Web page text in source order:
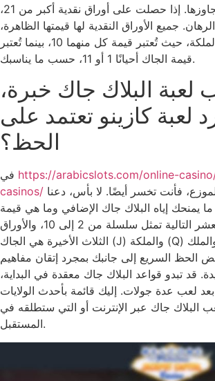
إلى 21 بدلاً من تجاوزها. إذا حصلت على أوراق نقدية أكبر من 21،
جميع الأوراق النقدية لها قيمتها الظاهرة،
باستثناء الجاك والملكة، حيث تُعتبر قيمة كل منهما 10، بينما تُعتبر
قيمة الجاك أحيانًا 1 أو 11، حسب ما يناسبك.
لعبة البلاك جاك خبرة،
لعبة كازينو تعتمد على
الحظ؟
https://arabicslots.com/online-
casinos/
يمنحك إياه البلاك جاك الإضافي وما هي قيمة
احتمالاتك. الأوراق العشر التالية تمثل سلسلة من 2 إلى 10، والأوراق
الثلاث الأخيرة هي الجاك (J) والملكة (Q) والملك (K). يتطلب الأمر
الحظ السريع إلى جانبك بمجرد إتقان مفاهيم
قد تبدو قواعد البلاك جاك معقدة في البداية،
بعد لعب عدة جولات. إليك قائمة بأحدث الولايات
البلاك جاك عبر الإنترنت أو التي ستطلقه في
المستقبل.